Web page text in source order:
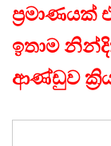
‌ඉතාම‌
ආණ්ඩුව